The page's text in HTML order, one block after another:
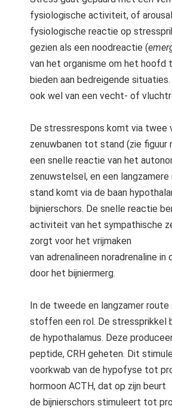
fysiologische activiteit, of
fysiologische reactie op
gezien als een noodreactie (
van het organisme om het hoofd
bieden aan bedreigende
ook wel van een vecht- of
De stressrespons komt via twee
zenuwbanen tot stand (zie figuur
een snelle reactie van het
zenuwstelsel, en een
stand komt via de baan
bijnierschors. De snelle reactie
activiteit van het sympathische
zorgt voor het vrijmaken
van adrenalineen noradrenaline in
door het bijniermerg.
In de tweede en langzamer route
stoffen een rol. De stressprikkel
de hypothalamus. Deze
peptide, CRH geheten. Dit
voorkwab van de hypofyse tot
hormoon ACTH, dat op zijn beurt
de bijnierschors stimuleert tot